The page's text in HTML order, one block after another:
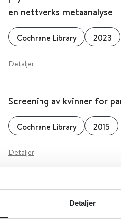
Detaljer
en nettverks metaanalyse
Cochrane Library 2023
Detaljer
Screening av kvinner for
Cochrane Library 2015
Detaljer
Seksuelle og fysiske
2007, revidert 2011